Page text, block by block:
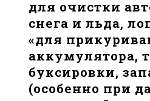
для очистки
снега и льда,
«для
аккумулятора,
буксировки,
(особенно при